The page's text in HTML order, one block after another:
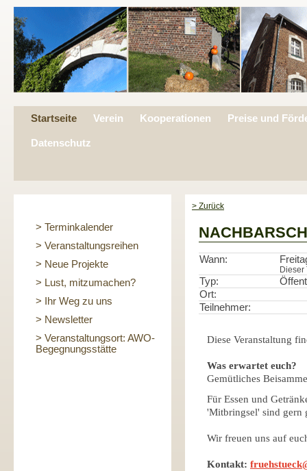
Startseite Verein Kooperationen Preise und
Datenschutz
> Terminkalender
> Veranstaltungsreihen
> Neue Projekte
> Lust, mitzumachen?
> Ihr Weg zu uns
> Newsletter
> Veranstaltungsort: AWO-
Begegnungsstätte
> Zurück
Wann:
Dieser
Typ:
Ort:
Teilnehmer:
Diese Veranstaltung
Was erwartet euch?
Gemütliches
Für Essen und
'Mitbringsel' sind gern
Wir freuen uns auf
Kontakt: